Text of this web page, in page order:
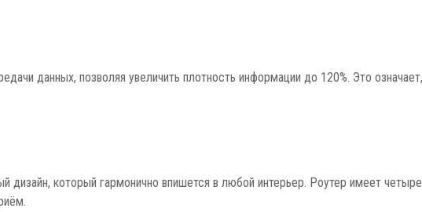
данных, позволяя увеличить плотность информации до 120%. Это
дизайн, который гармонично впишется в любой интерьер. Роутер имеет